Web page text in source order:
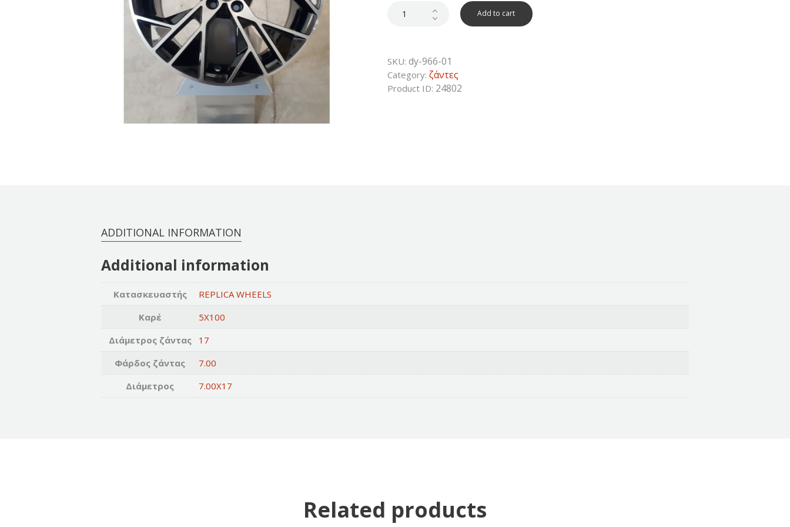
230€.115€.
Add to cart
SKU: dy-966-01
Category: ζάντες
Product ID: 24802
ADDITIONAL INFORMATION
Additional information
Κατασκευαστής
REPLICA WHEELS
Καρέ
5X100
Διάμετρος ζάντας
17
Φάρδος ζάντας
7.00
Διάμετρος
7.00X17
Related products